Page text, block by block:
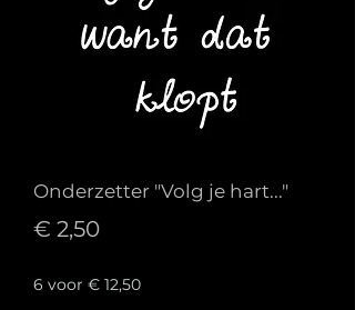
Onderzetter "Volg je hart..."
€ 2,50Prijs
6 voor € 12,50